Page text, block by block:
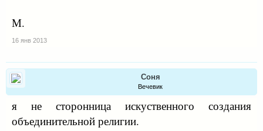
М.
16 янв 2013
Соня
Вечевик
я не сторонница искуственного создания
объединительной религии.